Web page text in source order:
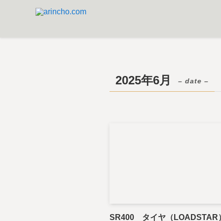
2025年6月 – date –
SR400 タイヤ（LOADSTAR